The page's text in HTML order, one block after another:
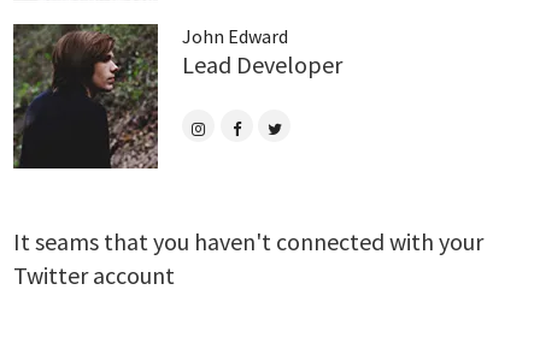
John Edward
Lead Developer
It seams that you haven't connected with your
Twitter account